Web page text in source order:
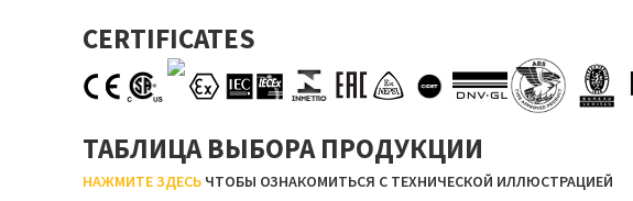
CERTIFICATES
ТАБЛИЦА ВЫБОРА ПРОДУКЦИИ
НАЖМИТЕ ЗДЕСЬ ЧТОБЫ ОЗНАКОМИТЬСЯ С ТЕХНИЧЕСКОЙ ИЛЛЮСТРАЦИЕЙ